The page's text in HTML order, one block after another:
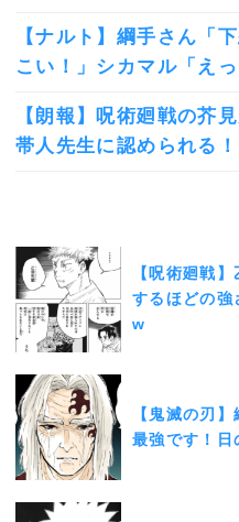
【ナルト】綱手さん「
こい！」シカマル「え
【朗報】呪術廻戦の芥
帯人先生に認められる！
【呪術廻戦
するほどの
w
【鬼滅の刃
最強です！日